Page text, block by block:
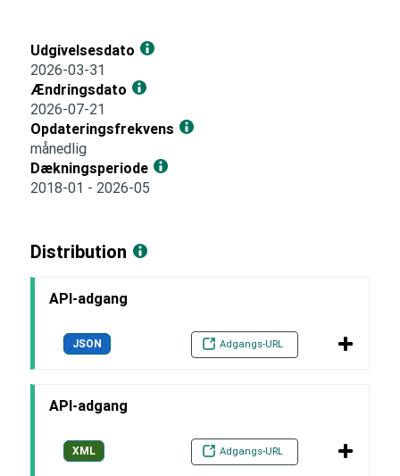
Udgivelsesdato
2026-03-31
Ændringsdato
2026-07-21
Opdateringsfrekvens
månedlig
Dækningsperiode
2018-01 - 2026-05
Distribution
API-adgang
JSON Adgangs-URL
API-adgang
XML Adgangs-URL